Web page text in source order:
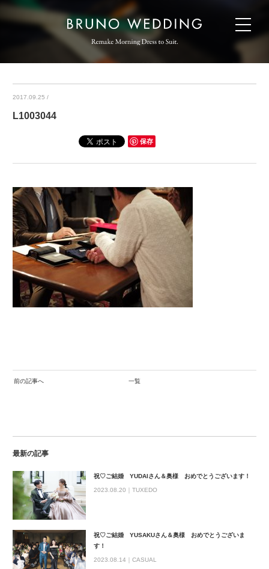
2017.09.25 /
L1003044
保存
前の記事へ 一覧
最新の記事
祝♡ご結婚 YUDAIさん＆奥様 おめでとうございます！
2023.08.20｜TUXEDO
祝♡ご結婚 YUSAKUさん＆奥様 おめでとうございま
す！
2023.08.14｜CASUAL